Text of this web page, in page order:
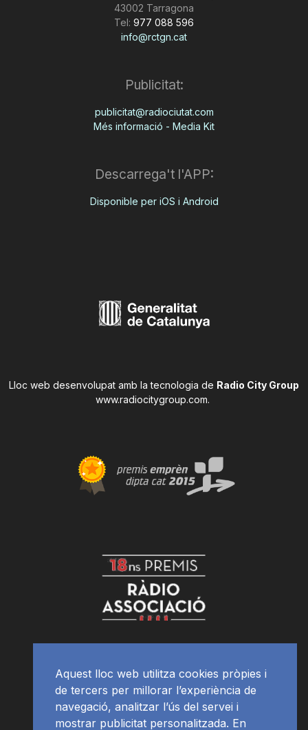
43002 Tarragona
Tel: 977 088 596
info@rctgn.cat
Publicitat:
publicitat@radiociutat.com
Més informació - Media Kit
Descarrega't l'APP:
Disponible per iOS i Android
Lloc web desenvolupat amb la tecnologia de Radio City Group
www.radiocitygroup.com.
Aquest lloc web utilitza cookies pròpies i
de tercers per millorar l’experiència de
navegació, analitzar l’ús del servei i
mostrar publicitat personalitzada. En